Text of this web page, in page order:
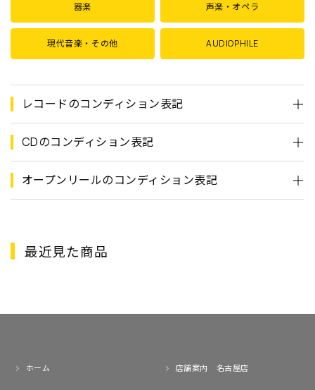
器楽 声楽・オペラ
現代音楽・その他 AUDIOPHILE
レコードのコンディション表記
CDのコンディション表記
オープンリールのコンディション表記
最近見た商品
ホーム 店舗案内 名古屋店